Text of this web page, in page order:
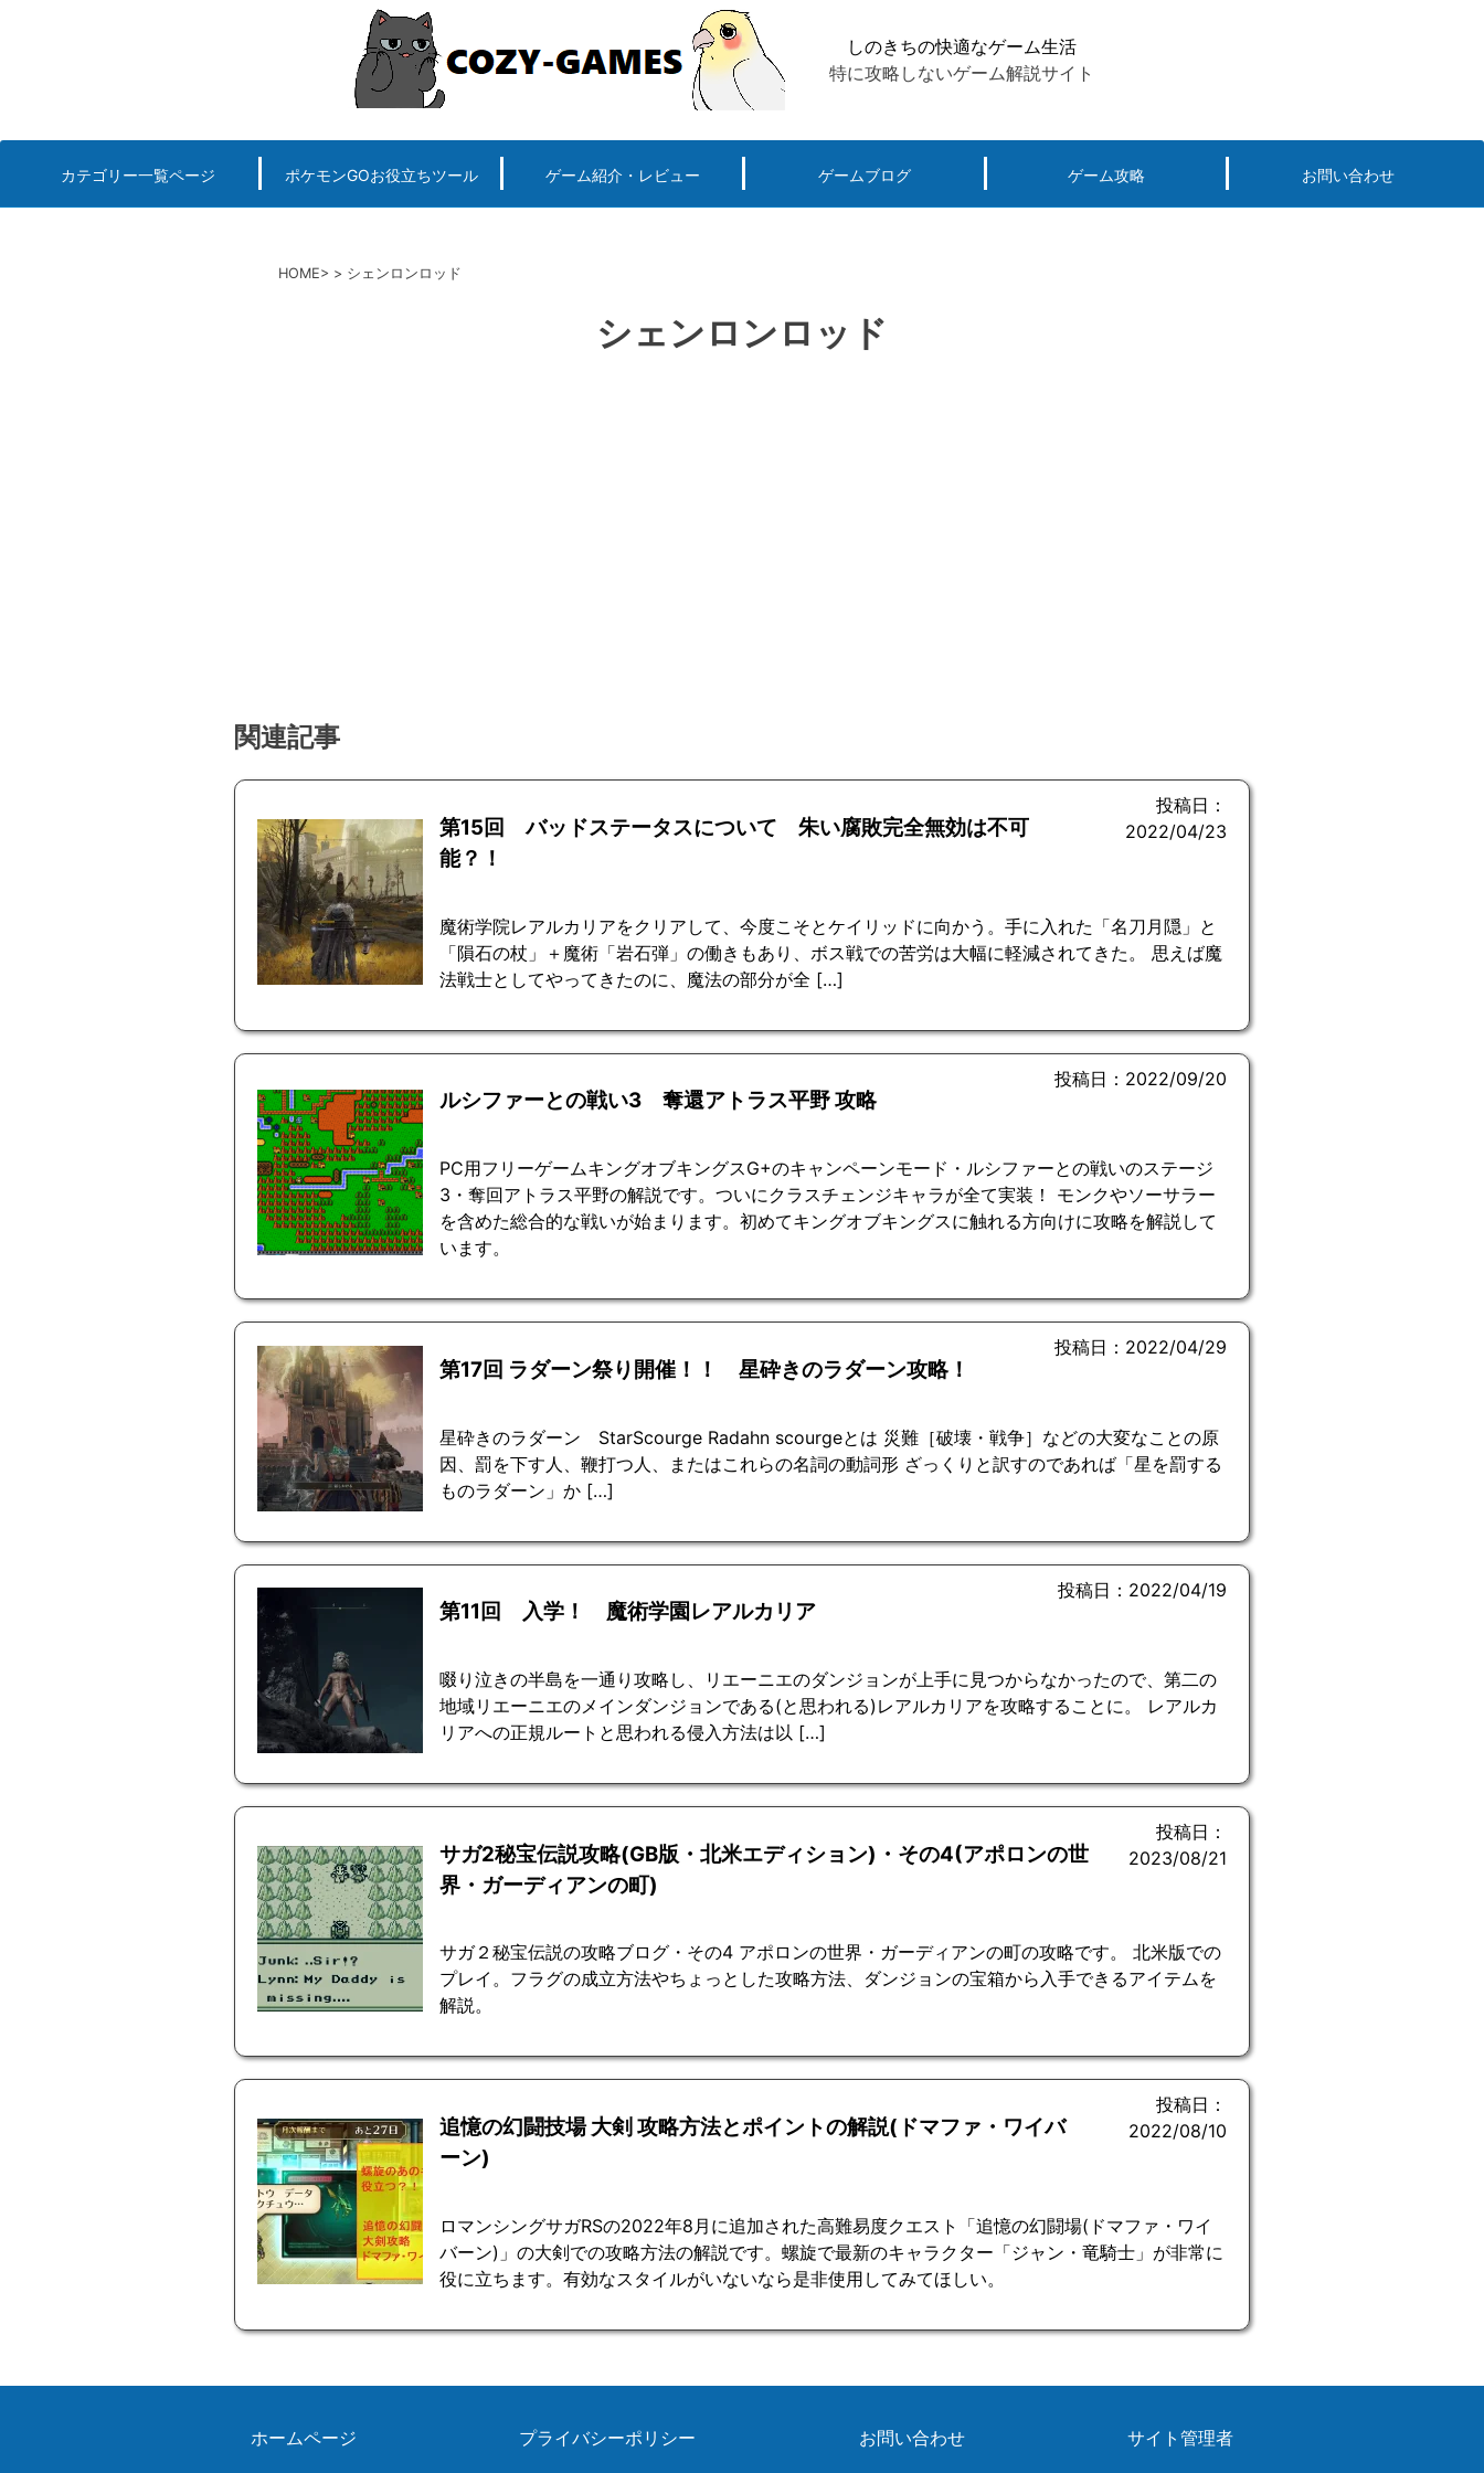
へ
しのきちの快適なゲーム生活
特に攻略しないゲーム解説サイト
カテゴリー一覧ページ ポケモンGOお役立ちツール ゲーム紹介・レビュー ゲームブログ ゲーム攻略 お問い合わせ
HOME シェンロンロッド
シェンロンロッド
関連記事
第15回 バッドステータスについて 朱い腐敗完全無効は不可
能？！
投稿日：
2022/04/23
魔術学院レアルカリアをクリアして、今度こそとケイリッドに向かう。手に入れた「名刀月隠」と
「隕石の杖」＋魔術「岩石弾」の働きもあり、ボス戦での苦労は大幅に軽減されてきた。 思えば魔
法戦士としてやってきたのに、魔法の部分が全 […]
ルシファーとの戦い3 奪還アトラス平野 攻略
投稿日：2022/09/20
PC用フリーゲームキングオブキングスG+のキャンペーンモード・ルシファーとの戦いのステージ
3・奪回アトラス平野の解説です。ついにクラスチェンジキャラが全て実装！ モンクやソーサラー
を含めた総合的な戦いが始まります。初めてキングオブキングスに触れる方向けに攻略を解説して
います。
第17回 ラダーン祭り開催！！ 星砕きのラダーン攻略！
投稿日：2022/04/29
星砕きのラダーン StarScourge Radahn scourgeとは 災難［破壊・戦争］などの大変なことの原
因、罰を下す人、鞭打つ人、またはこれらの名詞の動詞形 ざっくりと訳すのであれば「星を罰する
ものラダーン」か […]
第11回 入学！ 魔術学園レアルカリア
投稿日：2022/04/19
啜り泣きの半島を一通り攻略し、リエーニエのダンジョンが上手に見つからなかったので、第二の
地域リエーニエのメインダンジョンである(と思われる)レアルカリアを攻略することに。 レアルカ
リアへの正規ルートと思われる侵入方法は以 […]
サガ2秘宝伝説攻略(GB版・北米エディション)・その4(アポロンの世
界・ガーディアンの町)
投稿日：
2023/08/21
サガ２秘宝伝説の攻略ブログ・その4 アポロンの世界・ガーディアンの町の攻略です。 北米版での
プレイ。フラグの成立方法やちょっとした攻略方法、ダンジョンの宝箱から入手できるアイテムを
解説。
追憶の幻闘技場 大剣 攻略方法とポイントの解説(ドマファ・ワイバ
ーン)
投稿日：
2022/08/10
ロマンシングサガRSの2022年8月に追加された高難易度クエスト「追憶の幻闘場(ドマファ・ワイ
バーン)」の大剣での攻略方法の解説です。螺旋で最新のキャラクター「ジャン・竜騎士」が非常に
役に立ちます。有効なスタイルがいないなら是非使用してみてほしい。
ホームページ プライバシーポリシー お問い合わせ サイト管理者